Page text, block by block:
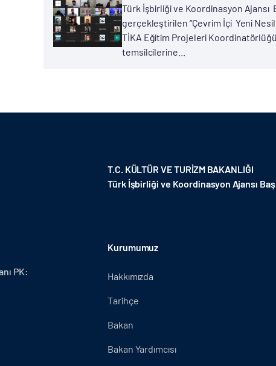
Türk İşbirliği ve Koordinasyon Ajansı
gerçekleştirilen “Çevrim İçi Yeni Nesil
TİKA Eğitim Projeleri
temsilcilerine...
T.C. KÜLTÜR VE TURİZM BAKANLIĞI
Türk İşbirliği ve Koordinasyon Ajansı
PK:
Kurumumuz
Hakkımızda
Tarihçe
Bakan
Bakan Yardımcısı